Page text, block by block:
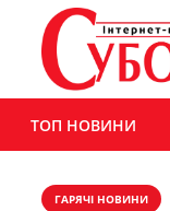
ТОП НОВИНИ
ГАРЯЧІ НОВИНИ